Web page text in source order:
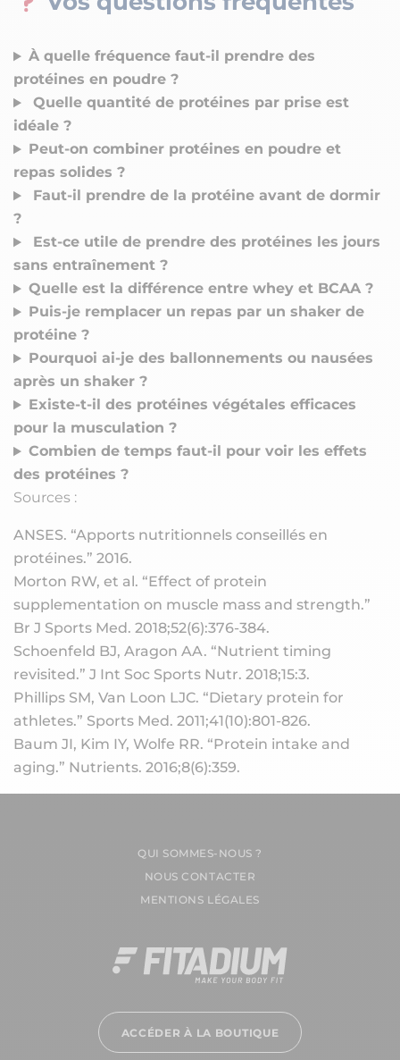
À quelle fréquence faut-il prendre des
protéines en poudre ?
Quelle quantité de protéines par prise est
idéale ?
Peut-on combiner protéines en poudre et
repas solides ?
Faut-il prendre de la protéine avant de dormir
?
Est-ce utile de prendre des protéines les jours
sans entraînement ?
Quelle est la différence entre whey et BCAA ?
Puis-je remplacer un repas par un shaker de
protéine ?
Pourquoi ai-je des ballonnements ou nausées
après un shaker ?
Existe-t-il des protéines végétales efficaces
pour la musculation ?
Combien de temps faut-il pour voir les effets
des protéines ?
Sources :
ANSES. “Apports nutritionnels conseillés en
protéines.” 2016.
Morton RW, et al. “Effect of protein
supplementation on muscle mass and strength.”
Br J Sports Med . 2018;52(6):376-384.
Schoenfeld BJ, Aragon AA. “Nutrient timing
revisited.” J Int Soc Sports Nutr. 2018;15:3.
Phillips SM, Van Loon LJC. “Dietary protein for
athletes.” Sports Med . 2011;41(10):801-826.
Baum JI, Kim IY, Wolfe RR. “Protein intake and
aging.” Nutrients. 2016;8(6):359.
QUI SOMMES-NOUS ?
NOUS CONTACTER
MENTIONS LÉGALES
ACCÉDER À LA BOUTIQUE